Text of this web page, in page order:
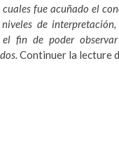
fue acuñado el
de interpretación,
fin de poder
Continuer la lecture